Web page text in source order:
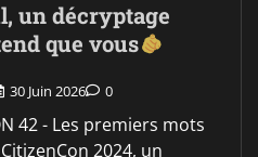
un décryptage
que vous
30 Juin 2026 0
42 - Les premiers mots
2024, un